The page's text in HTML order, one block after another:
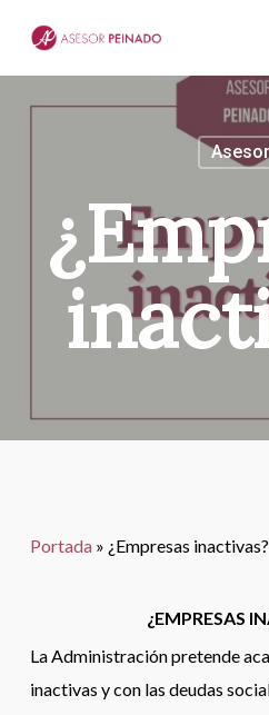
main
content
Portada» ¿Empresas inactivas?
¿EMPRESAS
La Administración pretende
inactivas y con las deudas